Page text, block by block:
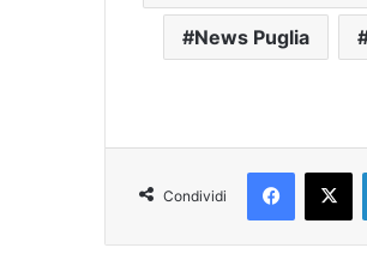
News Puglia
Condividi